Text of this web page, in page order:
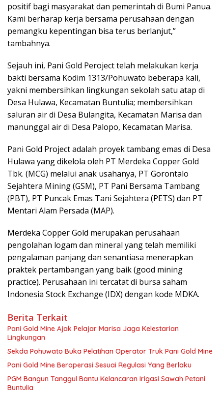
positif bagi masyarakat dan pemerintah di Bumi Panua.
Kami berharap kerja bersama perusahaan dengan
pemangku kepentingan bisa terus berlanjut,”
tambahnya.
Sejauh ini, Pani Gold Peroject telah melakukan kerja
bakti bersama Kodim 1313/Pohuwato beberapa kali,
yakni membersihkan lingkungan sekolah satu atap di
Desa Hulawa, Kecamatan Buntulia; membersihkan
saluran air di Desa Bulangita, Kecamatan Marisa dan
manunggal air di Desa Palopo, Kecamatan Marisa.
Pani Gold Project adalah proyek tambang emas di Desa
Hulawa yang dikelola oleh PT Merdeka Copper Gold
Tbk. (MCG) melalui anak usahanya, PT Gorontalo
Sejahtera Mining (GSM), PT Pani Bersama Tambang
(PBT), PT Puncak Emas Tani Sejahtera (PETS) dan PT
Mentari Alam Persada (MAP).
Merdeka Copper Gold merupakan perusahaan
pengolahan logam dan mineral yang telah memiliki
pengalaman panjang dan senantiasa menerapkan
praktek pertambangan yang baik (good mining
practice). Perusahaan ini tercatat di bursa saham
Indonesia Stock Exchange (IDX) dengan kode MDKA.
Berita Terkait
Pani Gold Mine Ajak Pelajar Marisa Jaga Kelestarian
Lingkungan
Sekda Pohuwato Buka Pelatihan Operator Truk Pani Gold Mine
Pani Gold Mine Beroperasi Sesuai Regulasi Yang Berlaku
PGM Bangun Tanggul Bantu Kelancaran Irigasi Sawah Petani
Buntulia